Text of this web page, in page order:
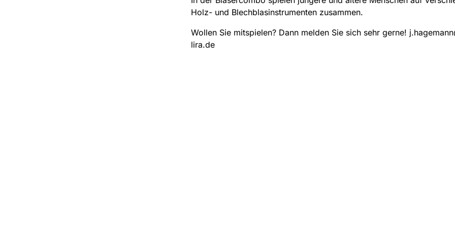
Holz- und Blechblasinstrumenten zusammen.
Wollen Sie mitspielen? Dann melden Sie sich sehr gerne!
lira.de